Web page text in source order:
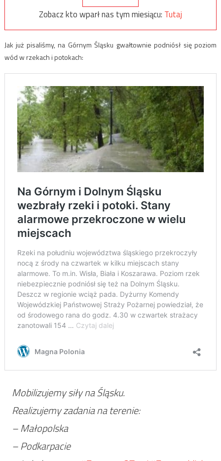
Zobacz kto wparł nas tym miesiącu: Tutaj
Jak już pisaliśmy, na Górnym Śląsku gwałtownie podniósł się poziom
wód w rzekach i potokach:
Mobilizujemy siły na Śląsku.
Realizujemy zadania na terenie:
– Małopolska
– Podkarpacie